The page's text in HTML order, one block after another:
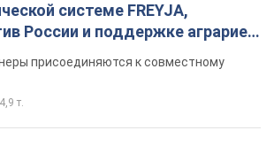
системе FREYJA,
России и поддержке аграриев.
присоединяются к совместному
т.